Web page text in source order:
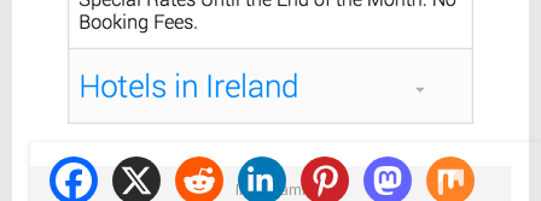
Ikuti Kami